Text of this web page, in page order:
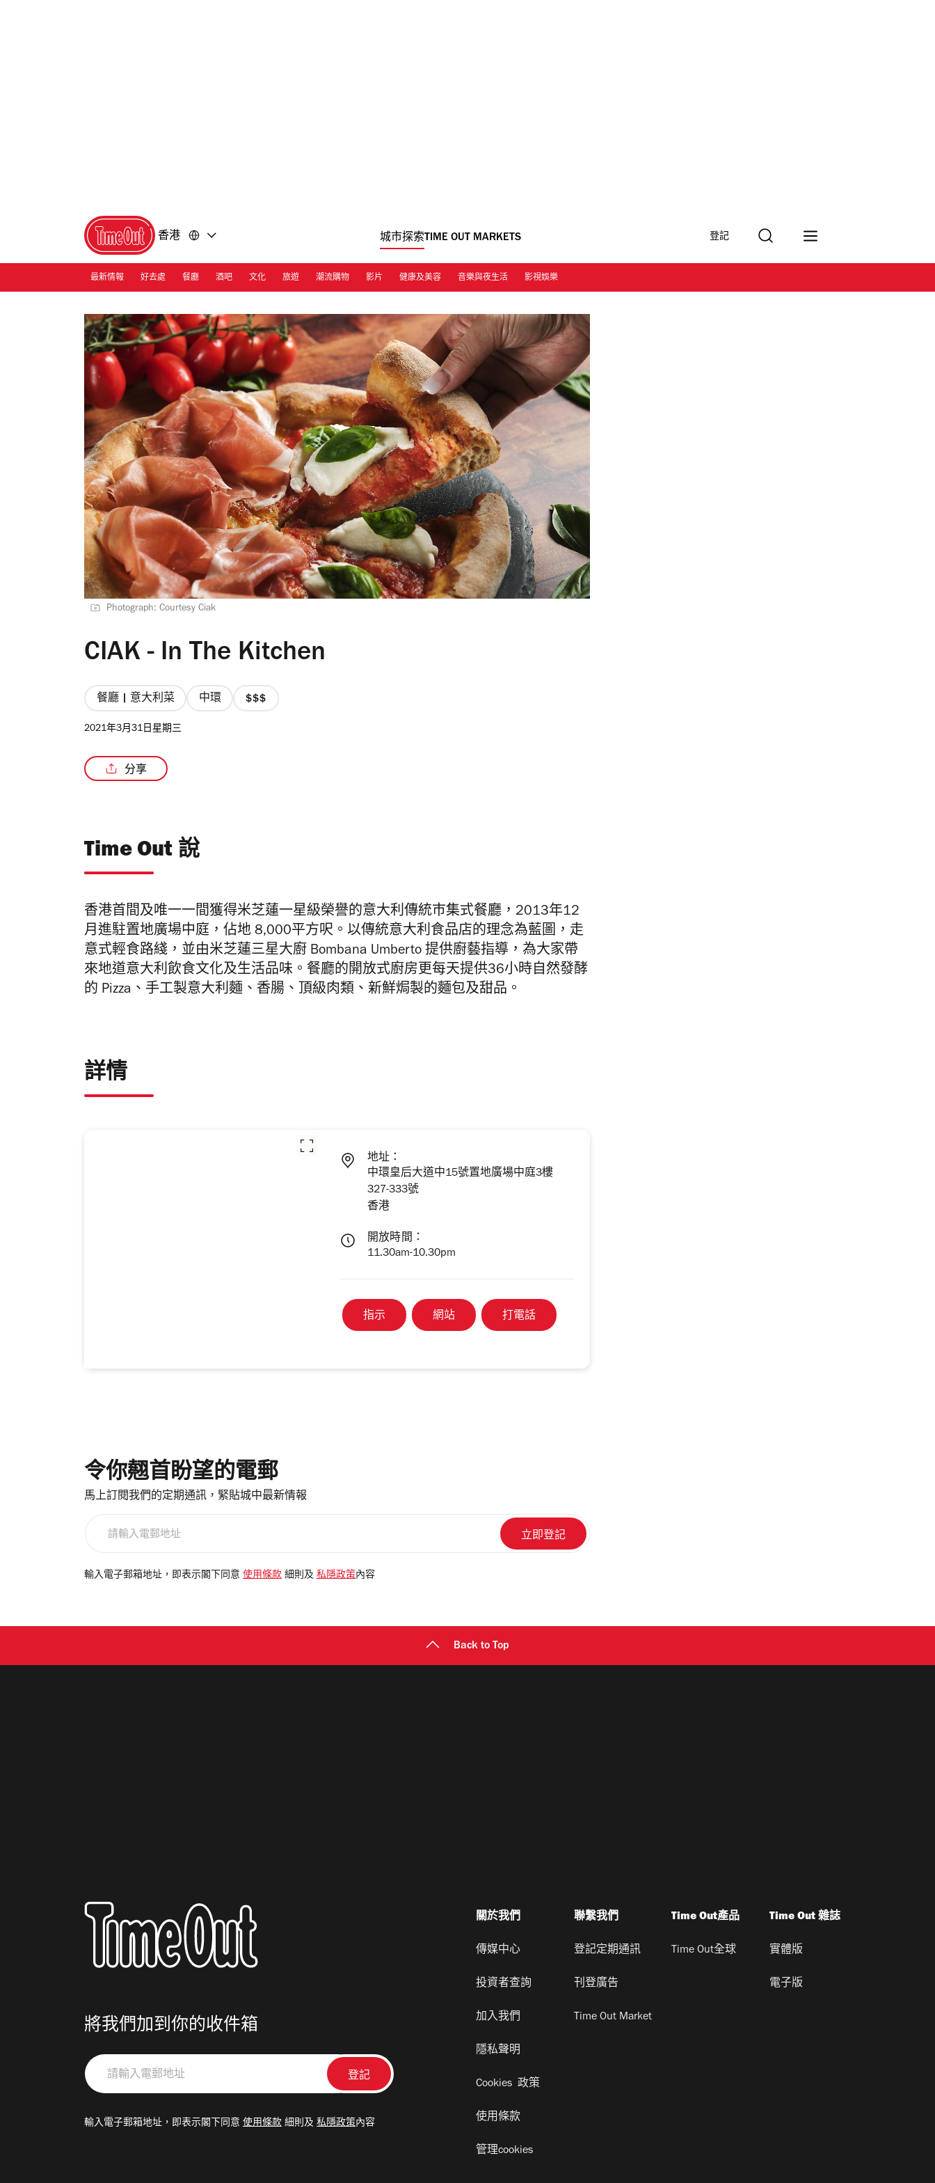
香港 城市探索TIME OUT MARKETS 登記
最新情報 好去處 餐廳 酒吧 文化 旅遊 潮流購物 影片 健康及美容 音樂與夜生活 影視娛樂
Photograph: Courtesy Ciak
CIAK - In The Kitchen
餐廳 | 意大利菜 中環
價
2021年3月31日星期三
分享
Time Out 說
香港首間及唯一一間獲得米芝蓮一星級榮譽的意大利傳統巿集式餐廳，2013年12
月進駐置地廣場中庭，佔地 8,000平方呎。以傳統意大利食品店的理念為藍圖，走
意式輕食路綫，並由米芝蓮三星大廚 Bombana Umberto 提供廚藝指導，為大家帶
來地道意大利飲食文化及生活品味。餐廳的開放式廚房更每天提供36小時自然發酵
的 Pizza、手工製意大利麵、香腸、頂級肉類、新鮮焗製的麵包及甜品。
詳情
地址：
中環皇后大道中15號置地廣場中庭3樓
327-333號
香港
開放時間：
11.30am-10.30pm
指示 網站 打電話
令你翹首盼望的電郵
馬上訂閱我們的定期通訊，緊貼城中最新情報
電
輸入電子郵箱地址，即表示閣下同意 使用條款 細則及 私隱政策 內容
Back to Top
將我們加到你的收件箱
請
輸
郵
輸入電子郵箱地址，即表示閣下同意 使用條款 細則及 私隱政策內容
關於我們
傳媒中心
投資者查詢
加入我們
隱私聲明
Cookies 政策
使用條款
管理cookies
聯繫我們
登記定期通訊
刊登廣告
Time Out Market
Time Out產品
Time Out全球
Time Out 雜誌
實體版
電子版